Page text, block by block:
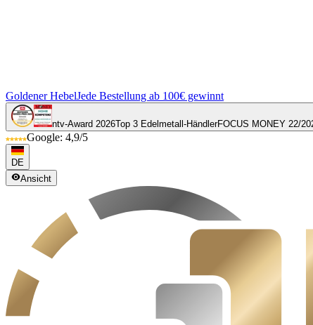
Goldener HebelJede Bestellung ab 100€ gewinnt
ntv-Award 2026Top 3 Edelmetall-HändlerFOCUS MONEY 22/
Google: 4,9/5
DE
Ansicht